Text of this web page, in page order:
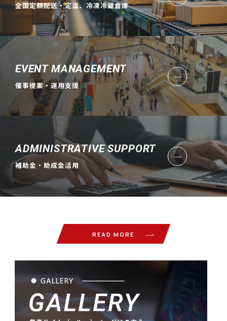
全国定額配送・定温、冷凍冷蔵倉庫
EVENT MANAGEMENT
催事提案・運用支援
ADMINISTRATIVE SUPPORT
補助金・助成金活用
READ MORE